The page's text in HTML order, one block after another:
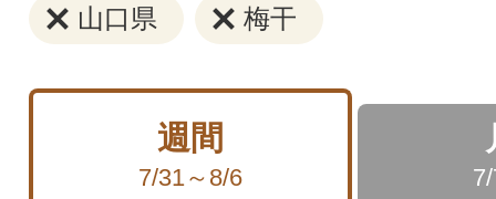
山口県 梅干
週間
7/31～8/6